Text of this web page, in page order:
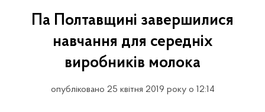
Па Полтавщині завершилися
навчання для середніх
виробників молока
опубліковано 25 квітня 2019 року о 12:14